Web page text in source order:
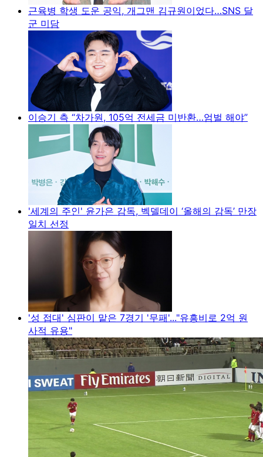
근육병 학생 도운 공익, 개그맨 김규원이었다…SNS 달
군 미담
이승기 측 “차가원, 105억 전세금 미반환…엄벌 해야”
'세계의 주인' 윤가은 감독, 벡델데이 ‘올해의 감독’ 만장
일치 선정
'성 접대' 심판이 맡은 7경기 '무패'..."유흥비로 2억 원
사적 유용"